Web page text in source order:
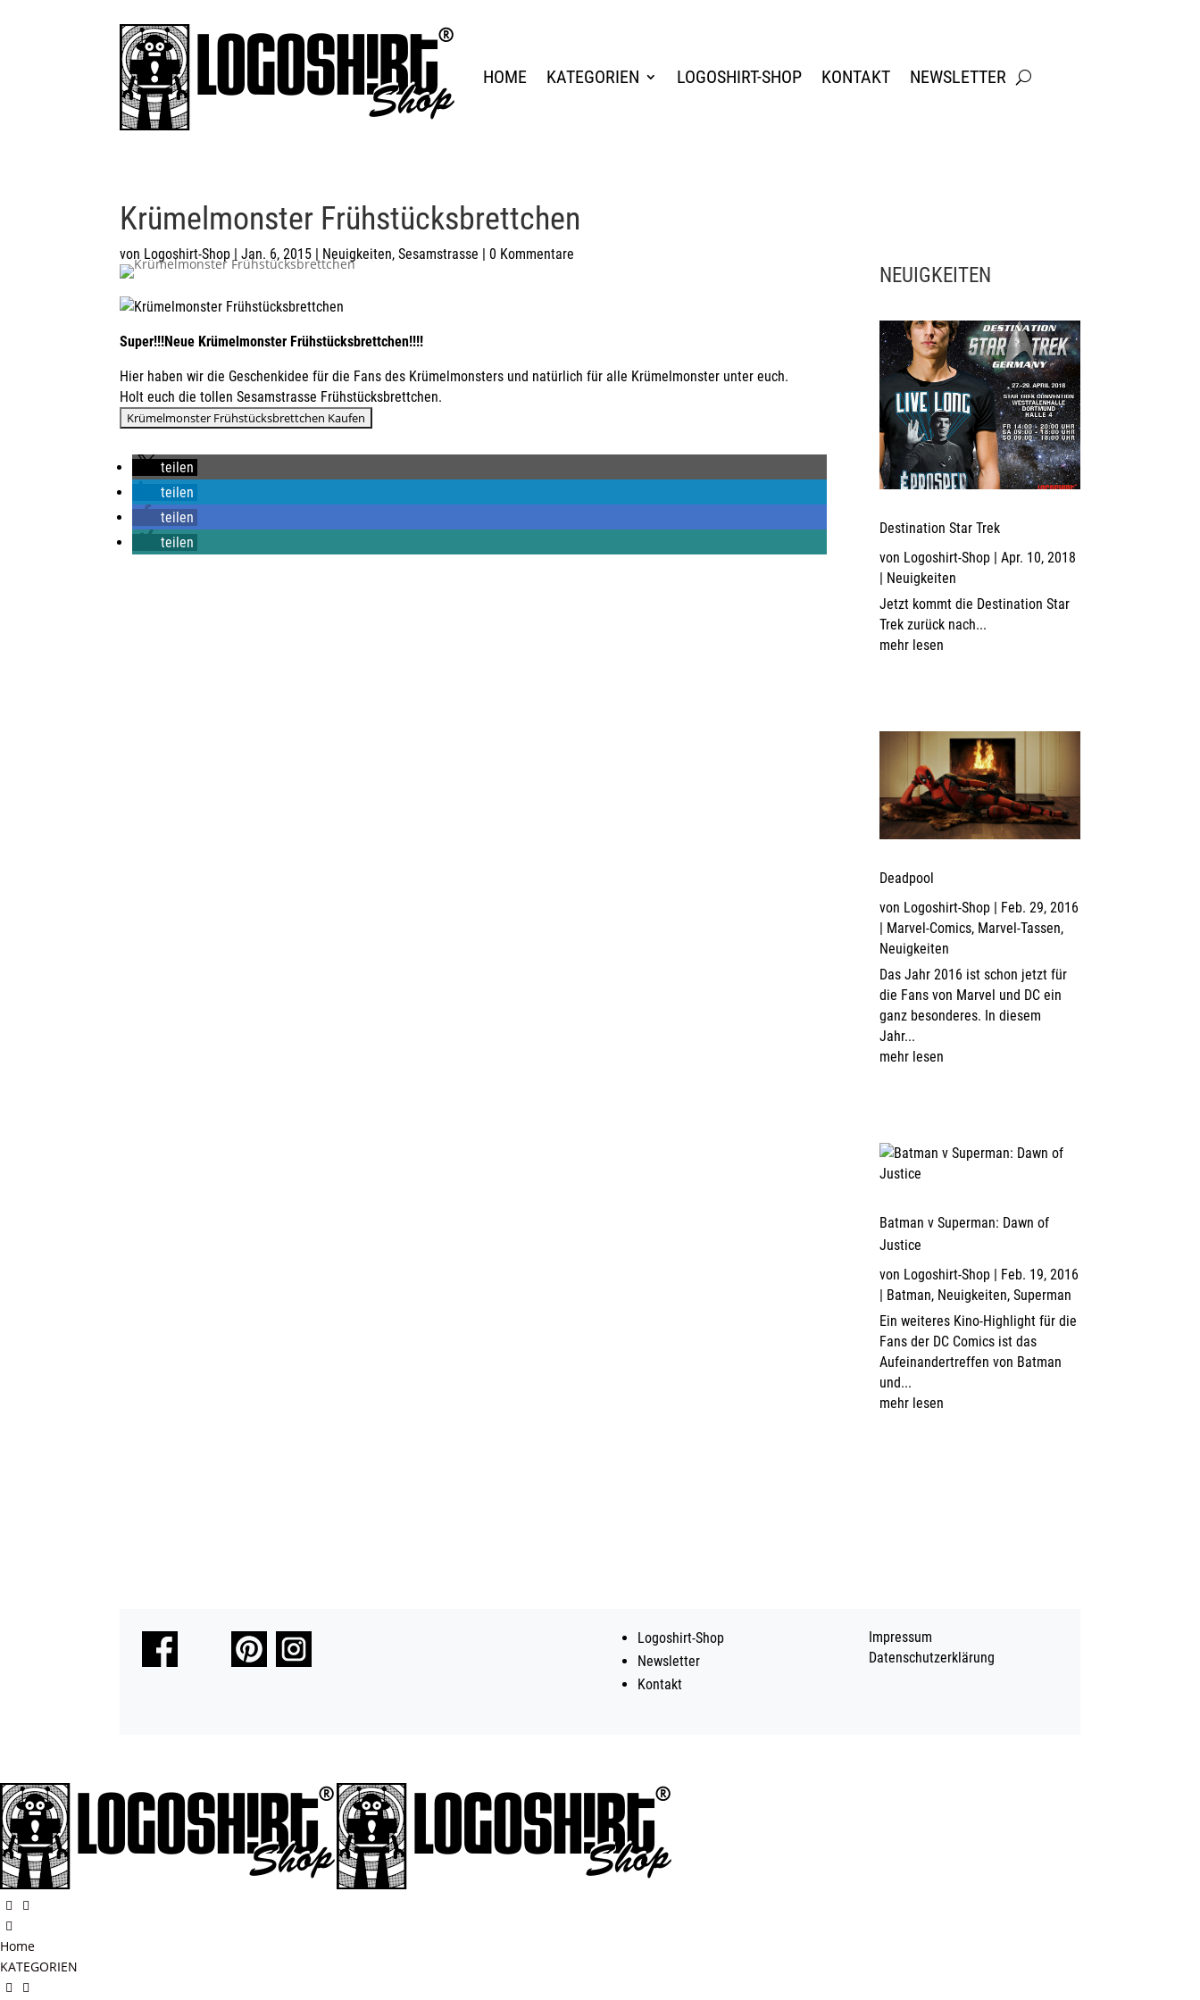
HOME KATEGORIEN LOGOSHIRT-SHOP KONTAKT NEWSLETTER
Krümelmonster Frühstücksbrettchen
von Logoshirt-Shop |Jan. 6, 2015 | Neuigkeiten,Sesamstrasse |0 Kommentare
Super!!!Neue Krümelmonster Frühstücksbrettchen!!!!
Hier haben wir die Geschenkidee für die Fans des Krümelmonsters und natürlich für alle Krümelmonster unter euch.
Holt euch die tollenSesamstrasse Frühstücksbrettchen.
teilen
teilen
teilen
teilen
NEUIGKEITEN
Destination Star Trek
von Logoshirt-Shop |Apr. 10, 2018
Neuigkeiten
Jetzt kommt die Destination Star
Trek zurück nach...
mehr lesen
Deadpool
von Logoshirt-Shop | Feb. 29, 2016
| Marvel-Comics, Marvel-Tassen,
Neuigkeiten
Das Jahr 2016 ist schon jetzt für
die Fans von Marvel und DC ein
ganz besonderes. In diesem
Jahr...
mehr lesen
Batman v Superman: Dawn of
Justice
von Logoshirt-Shop | Feb. 19, 2016
| Batman, Neuigkeiten,Superman
Ein weiteres Kino-Highlight für die
Fans der DC Comics ist das
Aufeinandertreffen von Batman
und...
mehr lesen
Logoshirt-Shop
Newsletter
Kontakt
Impressum
Datenschutzerklärung
Home
KATEGORIEN